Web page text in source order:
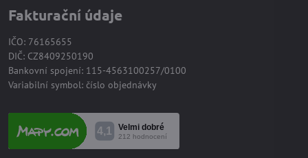
Fakturační údaje
IČO: 76165655
DIČ: CZ8409250190
Bankovní spojení: 115-4563100257/0100
Variabilní symbol: číslo objednávky